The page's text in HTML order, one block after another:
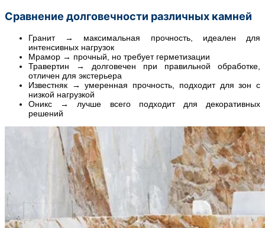
Сравнение долговечности различных камней
Гранит → максимальная прочность, идеален для
интенсивных нагрузок
Мрамор → прочный, но требует герметизации
Травертин → долговечен при правильной обработке,
отличен для экстерьера
Известняк → умеренная прочность, подходит для зон с
низкой нагрузкой
Оникс → лучше всего подходит для декоративных
решений